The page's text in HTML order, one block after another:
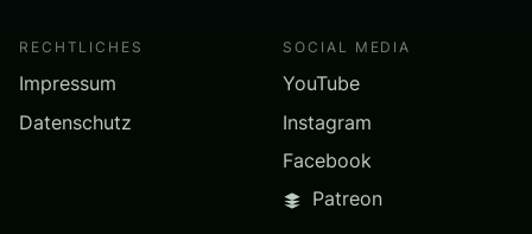
RECHTLICHES
Impressum
Datenschutz
SOCIAL MEDIA
YouTube
Instagram
Facebook
Patreon